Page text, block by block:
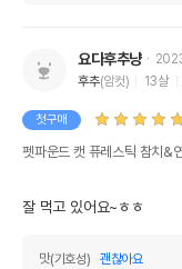
요다후추냥
후추(암컷) 13살
첫구매
펫파운드 캣 퓨레스틱 참치&
잘 먹고 있어요~ㅎㅎ
맛(기호성)
괜찮아요